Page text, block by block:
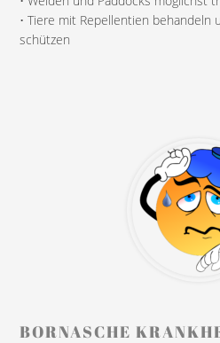
• Tiere mit Repellentien behandeln
schützen
BORNASCHE